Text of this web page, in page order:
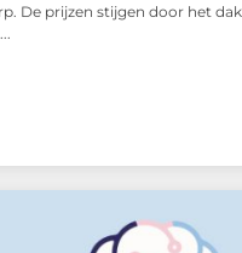
De prijzen stijgen door het